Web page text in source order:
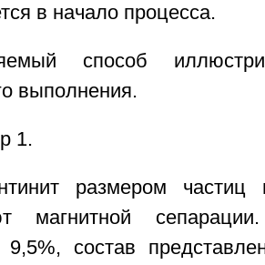
в начало процесса.
способ
выполнения.
1.
размером
магнитной
9,5%, состав